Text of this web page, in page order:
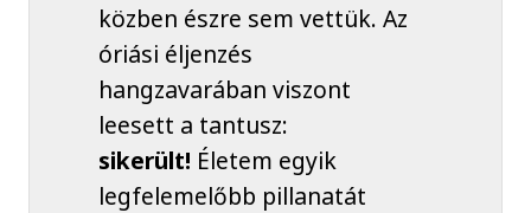
közben észre sem vettük. Az
óriási éljenzés
hangzavarában viszont
leesett a tantusz:
sikerült! Életem egyik
legfelemelőbb pillanatát